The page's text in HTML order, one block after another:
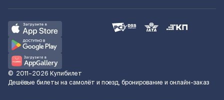
© 2011–2026 Купибилет
Дешёвые билеты на самолёт и поезд, бронирование и онлайн-заказ